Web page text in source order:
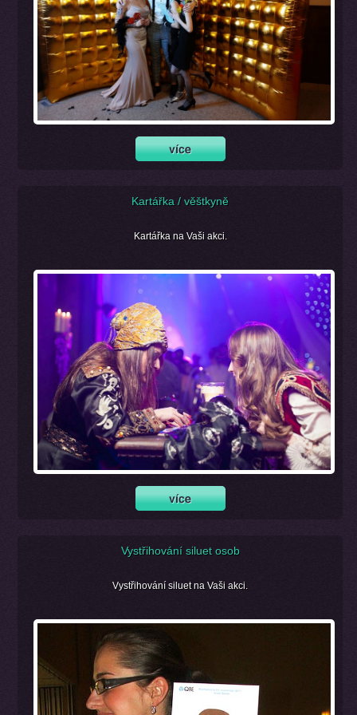
Kartářka / věštkyně
Kartářka na Vaši akci.
Vystřihování siluet osob
Vystřihování siluet na Vaši akci.